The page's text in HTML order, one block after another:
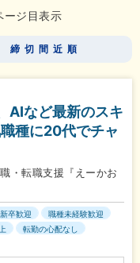
ージ目表示
締切間近順
AIなど最新のスキ
種に20代でチャ
・転職支援『えーかお
卒歓迎
職種未経験歓迎
転勤の心配なし